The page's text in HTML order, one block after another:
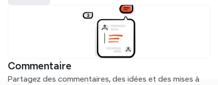
Commentaire
Partagez des commentaires, des idées et des mises à